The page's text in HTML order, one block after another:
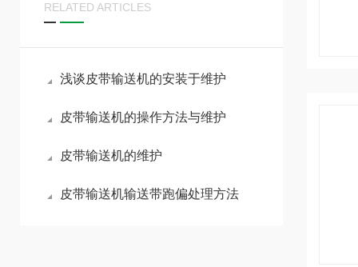
RELATED ARTICLES
浅谈皮带输送机的安装于维护
皮带输送机的操作方法与维护
皮带输送机的维护
皮带输送机输送带跑偏处理方法